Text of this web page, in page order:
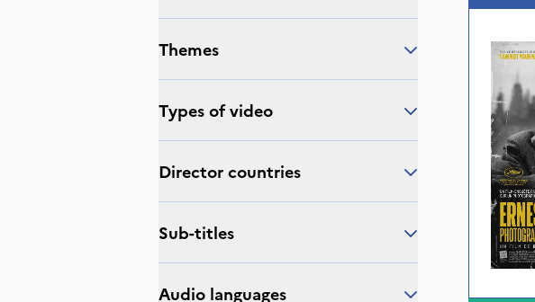
Themes
Types of video
Director countries
Sub-titles
Audio languages